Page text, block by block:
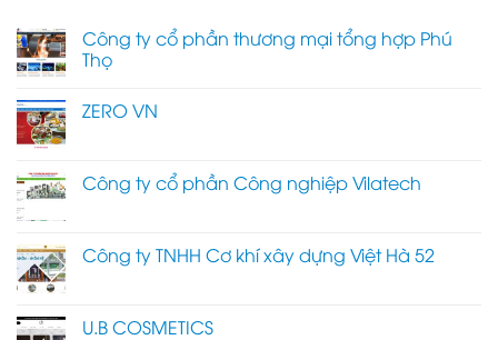
Công ty cổ phần thương mại tổng hợp Phú
Thọ
ZERO VN
Công ty cổ phần Công nghiệp Vilatech
Công ty TNHH Cơ khí xây dựng Việt Hà 52
U.B COSMETICS